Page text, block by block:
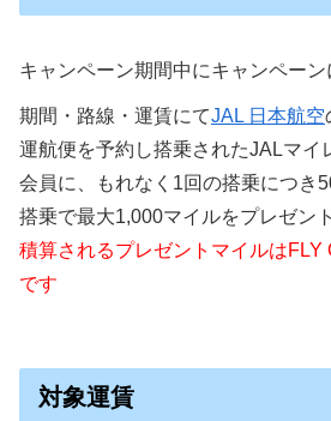
キャンペーン期間中にキャンペー
期間・路線・運賃にてJAL 日本航空
運航便を予約し搭乗されたJALマイ
会員に、もれなく1回の搭乗につき
搭乗で最大1,000マイルをプレゼン
積算されるプレゼントマイルはFLY
です
対象運賃